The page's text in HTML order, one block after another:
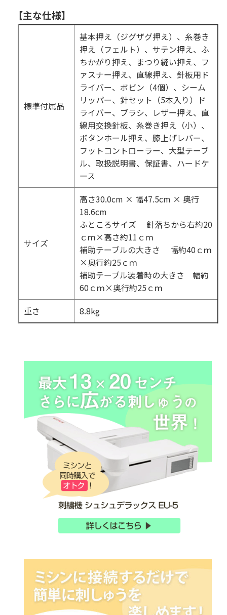
【主な仕様】
標準付属品
基本押え（ジグザグ押え）、糸巻き
押え（フェルト）、サテン押え、ふ
ちかがり押え、まつり縫い押え、フ
ァスナー押え、直線押え、針板用ド
ライバー、ボビン（4個）、シーム
リッパー、針セット（5本入り）ド
ライバー、ブラシ、レザー押え、直
線用交換針板、糸巻き押え（小）、
ボタンホール押え、膝上げレバー、
フットコントローラー、大型テーブ
ル、取扱説明書、保証書、ハードケ
ース
サイズ
高さ30.0cm × 幅47.5cm × 奥行
18.6cm
ふところサイズ 針落ちから右約20
ｃｍ×高さ約11ｃｍ
補助テーブルの大きさ 幅約40ｃｍ
×奥行約25ｃｍ
補助テーブル装着時の大きさ 幅約
60ｃｍ×奥行約25ｃｍ
重さ
8.8kg